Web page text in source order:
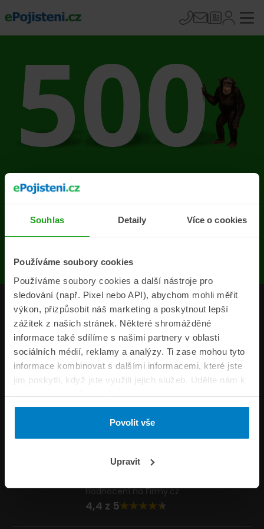
Souhlas Detaily Více o cookies
Používáme soubory cookies
Používáme soubory cookies a další nástroje pro
sledování (např. Pixel nebo API), abychom mohli měřit
výkon, přizpůsobit náš marketing a poskytnout lepší
zážitek z našich stránek. Některé shromážděné
informace také sdílíme s našimi partnery v oblasti
sociálních médií, reklamy a analýzy. Ti zase mohou tyto
informace kombinovat s dalšími informacemi, které jste
jim poskytli, když jste využili jejich služeb. Udělte nám k
tomu prosím svůj souhlas.
Povolit vše
Upravit
Na stránce se vyskytla
chyba
Produkty
Pojišťovny
Informace
ePojisteni.cz
Formuláře
Napište nám
Hodnocení na Firmy.cz
4,4 z 5